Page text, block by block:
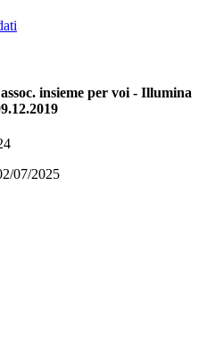
insieme per voi - Illumina
07/2025